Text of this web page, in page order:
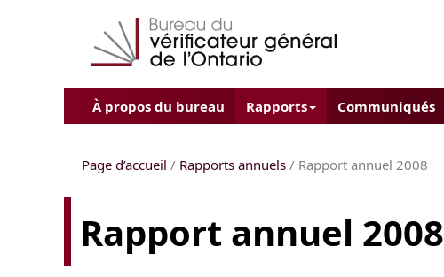
À propos du bureau Rapports Communiqués
Page d’accueil / Rapports annuels / Rapport annuel 2008
Rapport annuel 2008